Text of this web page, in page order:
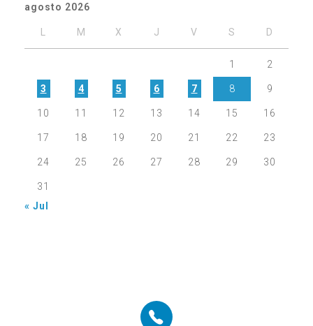
agosto 2026
L M X J V S D
1 2
3 4 5 6 7 8 9
10 11 12 13 14 15 16
17 18 19 20 21 22 23
24 25 26 27 28 29 30
31
« Jul